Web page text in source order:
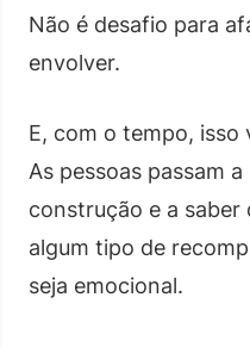
Não é desafio para
envolver.
E, com o tempo, isso
As pessoas passam
construção e a saber
algum tipo de
seja emocional.